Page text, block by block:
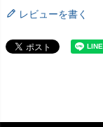
レビューを書く